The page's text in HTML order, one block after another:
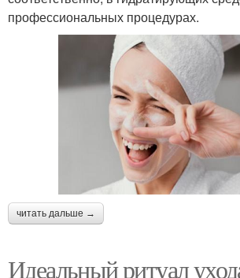
профессиональных процедурах.
читать дальше →
Идеальный ритуал